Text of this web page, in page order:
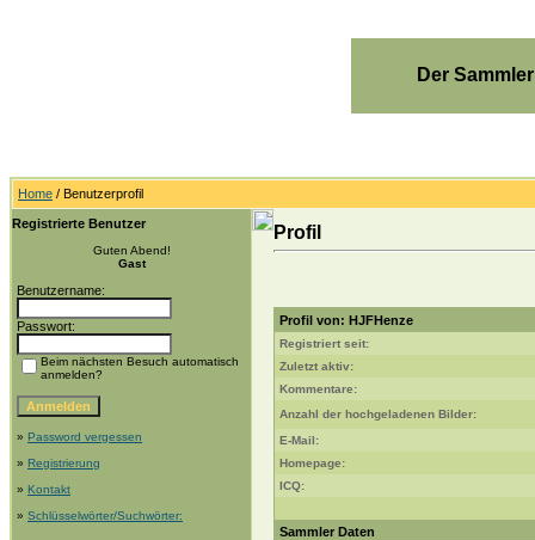
Der
Home / Benutzerprofil
Registrierte Benutzer
Guten Abend!
Gast
Benutzername:
Passwort:
Beim nächsten Besuch automatisch
anmelden?
» Password vergessen
» Registrierung
» Kontakt
» Schlüsselwörter/Suchwörter:
Profil
Profil von: HJFHenze
Registriert seit:
Zuletzt aktiv:
Kommentare:
Anzahl der hochgeladenen Bilder:
E-Mail:
Homepage:
ICQ:
Sammler Daten